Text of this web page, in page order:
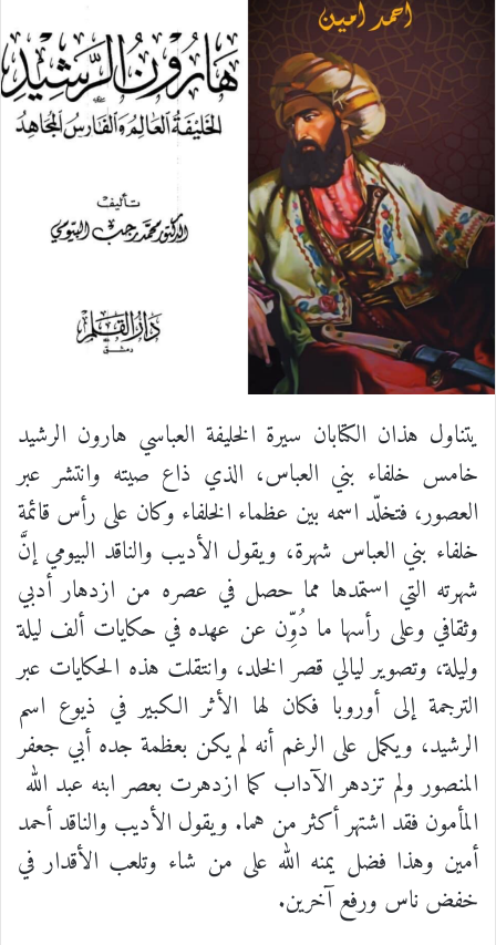
يتناول هذان الكتابان سيرة الخليفة العباسي هارون الرشيد
خامس خلفاء بني العباس، الذي ذاع صيته وانتشر عبر
العصور، فتخلّد اسمه بين عظماء الخلفاء وكان على رأس قائمة
خلفاء بني العباس شهرة، ويقول الأديب والناقد البيومي إنَّ
شهرته التي استمدها مما حصل في عصره من ازدهار أدبي
وثقافي وعلى رأسها ما دُوِّن عن عهده في حكايات ألف ليلة
وليلة، وتصوير ليالي قصر الخلد، وانتقلت هذه الحكايات عبر
الترجمة إلى أوروبا فكان لها الأثر الكبير في ذيوع اسم
الرشيد، ويكمل على الرغم أنه لم يكن بعظمة جده أبي جعفر
المنصور ولم تزدهر الآداب كما ازدهرت بعصر ابنه عبد الله
المأمون فقد اشتهر أكثر من هما. ويقول الأديب والناقد أحمد
أمين وهذا فضل يمنه الله على من شاء وتلعب الأقدار في
خفض ناس ورفع آخرين.